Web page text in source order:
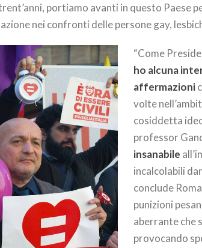
portiamo avanti in questo Paese
nei confronti delle persone gay,
“Come
ho alcuna
affermazioni
volte
cosiddetta
professor
insanabile
incalcolabili
conclude
punizioni
aberrante che
provocando